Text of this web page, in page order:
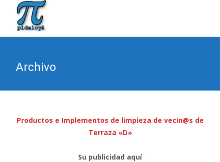
Archivo
Productos e Implementos de limpieza de vecin@s de
Terraza «D»
Su publicidad aquí